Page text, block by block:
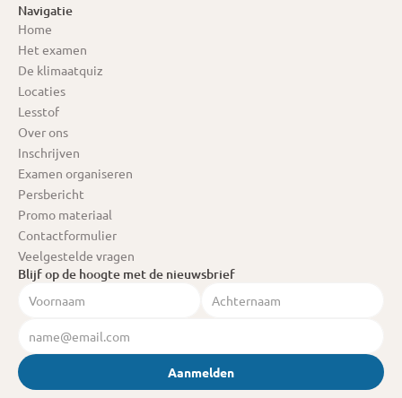
Navigatie
Home
Het examen
De klimaatquiz
Locaties
Lesstof
Over ons
Inschrijven
Examen organiseren
Persbericht
Promo materiaal
Contactformulier
Veelgestelde vragen
Blijf op de hoogte met de nieuwsbrief
Aanmelden